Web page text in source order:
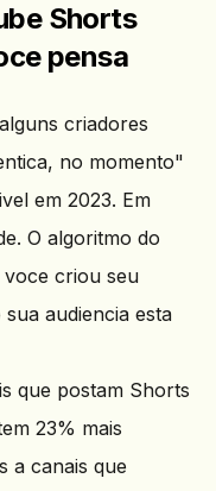
Shorts
pensa
criadores
no momento"
em 2023. Em
O algoritmo do
voce criou seu
audiencia esta
que postam Shorts
23% mais
a canais que